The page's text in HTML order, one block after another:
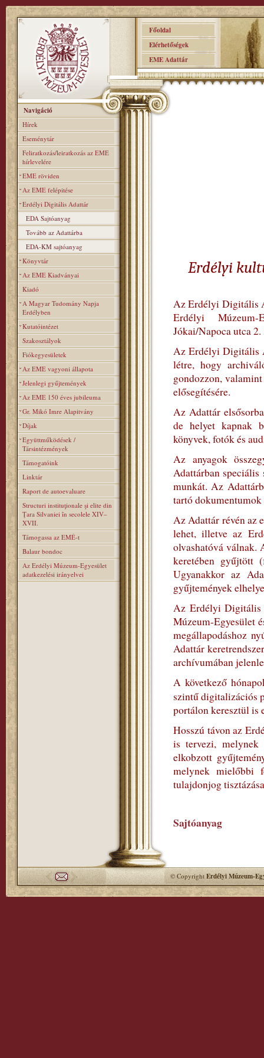
Főoldal
Elérhetőségek
EME Adattár
Navigáció
Hírek
Eseménytár
Feliratkozás/leiratkozás az EME
hírlevelére
EME röviden
Az EME felépitése
Erdélyi Digitális Adattár
EDA Sajtóanyag
Tovább az Adattárba
EDA-KM sajtóanyag
Könyvtár
Az EME Kiadványai
Kiadó
A Magyar Tudomány Napja
Erdélyben
Kutatóintézet
Szakosztályok
Fiókegyesületek
Az EME vagyoni állapota
Jelenlegi gyűjtemények
Az EME 150 éves jubileuma
Gr. Mikó Imre Alapitvány
Díjak
Együttműködések /
Társintézmények
Támogatóink
Linktár
Raport de autoevaluare
Structuri instituţionale şi elite din
Ţara Silvaniei în secolele XIV–
XVII.
Támogassa az EMÉ-t
Balaur bondoc
Az Erdélyi Múzeum-Egyesület
adatkezelési irányelvei
Erdélyi
Az Erdélyi Digitális
Erdélyi
Jókai/Napoca utca 2.
Az Erdélyi Digitális
létre, hogy
gondozzon,
elősegítésére.
Az Adattár
de helyet kapnak
könyvek, fotók és
Az anyagok
Adattárban
munkát. Az
tartó
Az Adattár révén az
lehet, illetve az
olvashatóvá válnak.
keretében gyűjtött
Ugyanakkor az
gyűjtemények
Az Erdélyi Digitális
Múzeum-Egyesület
megállapodáshoz
Adattár
archívumában
A következő
szintű digitalizációs
portálon keresztül is
Hosszú távon az
is tervezi, melynek
elkobzott
melynek mielőbbi
tulajdonjog
Sajtóanyag
© CopyrightErdélyi Múzeum-